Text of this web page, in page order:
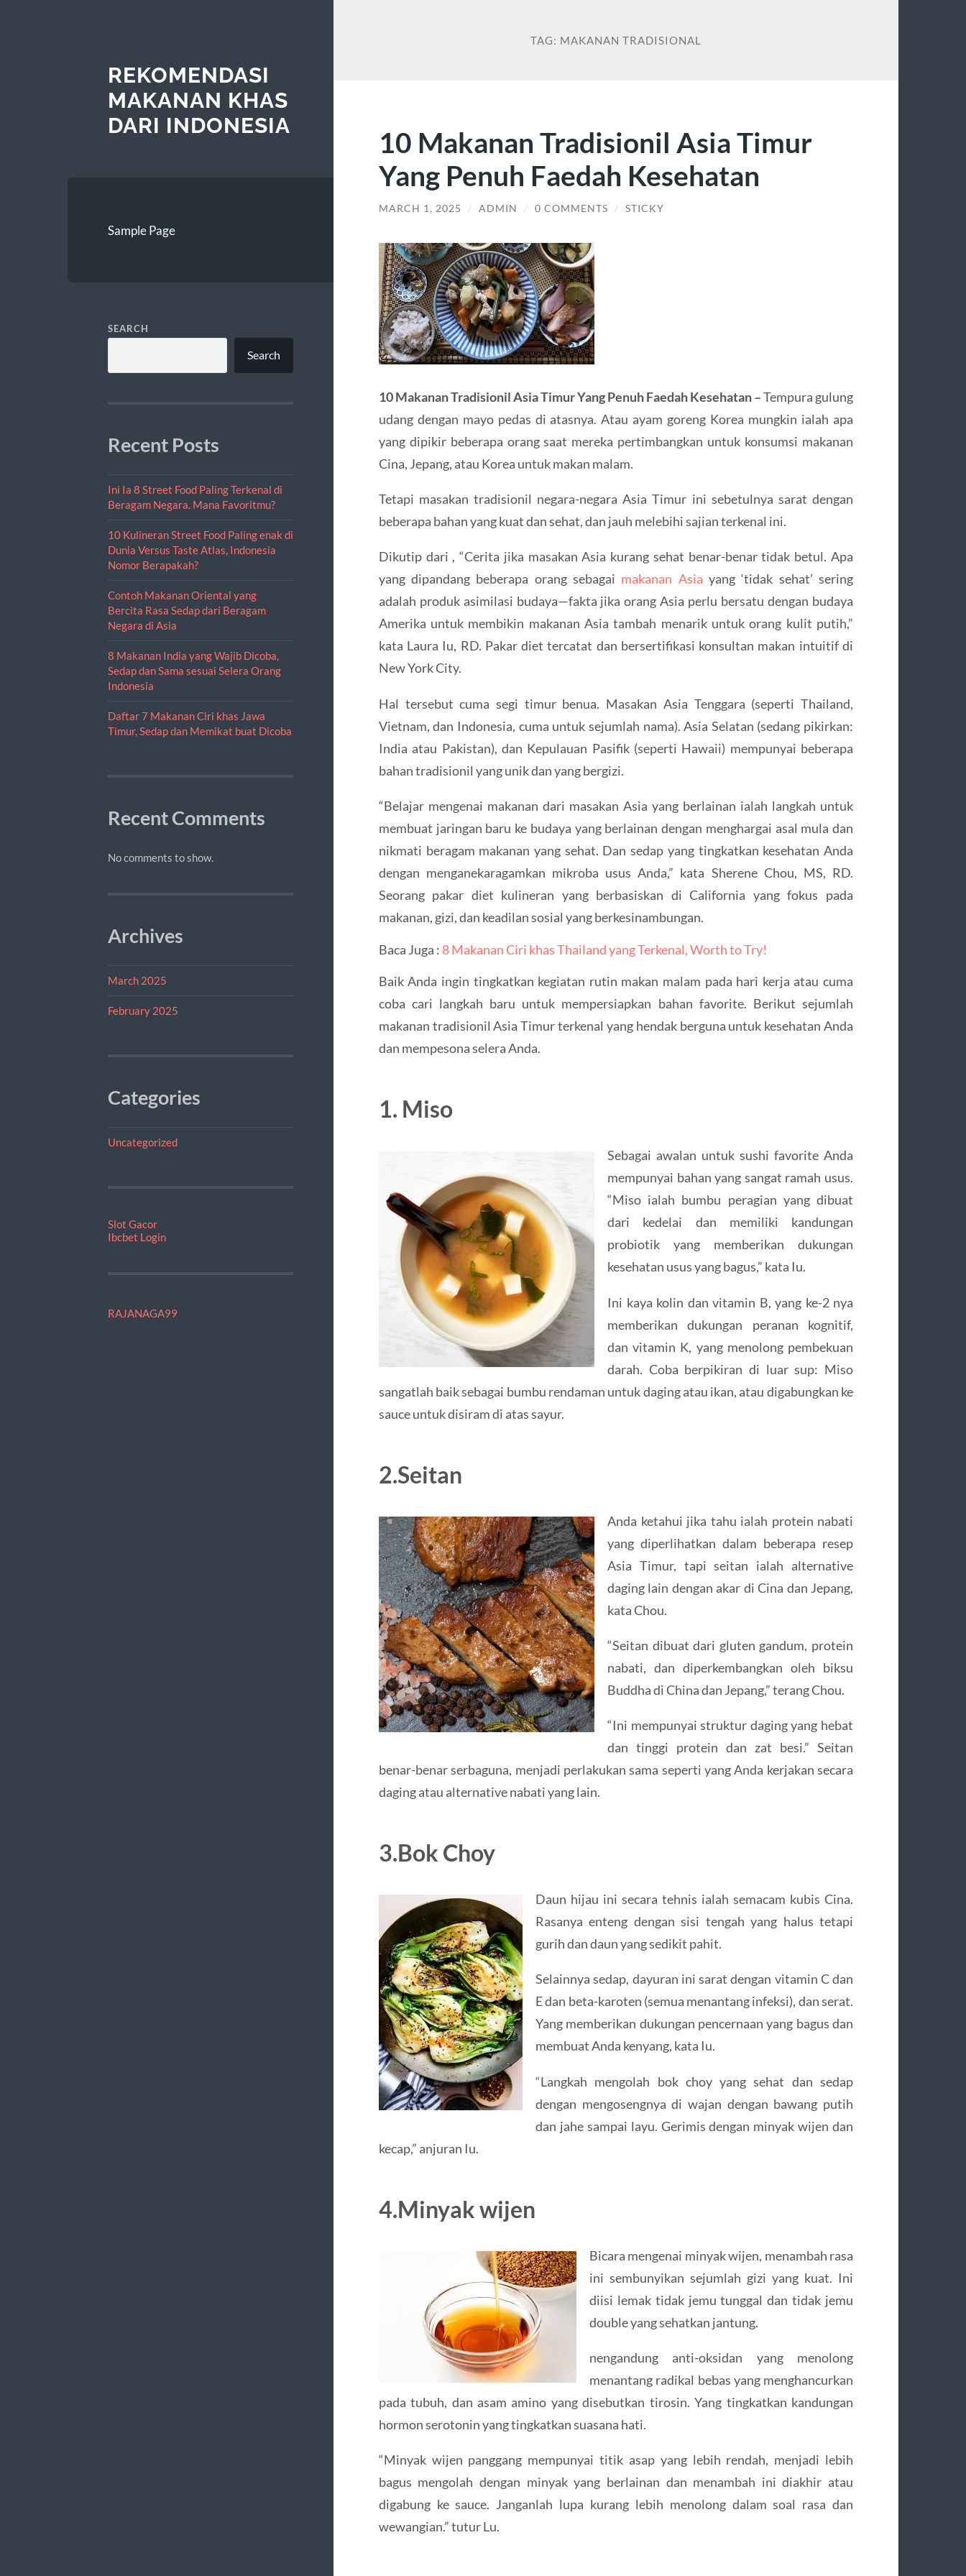
REKOMENDASI
MAKANAN KHAS
DARI INDONESIA
Sample Page
SEARCH
Search
Recent Posts
Ini Ia 8 Street Food Paling Terkenal di
Beragam Negara. Mana Favoritmu?
10 Kulineran Street Food Paling enak di
Dunia Versus Taste Atlas, Indonesia
Nomor Berapakah?
Contoh Makanan Oriental yang
Bercita Rasa Sedap dari Beragam
Negara di Asia
8 Makanan India yang Wajib Dicoba,
Sedap dan Sama sesuai Selera Orang
Indonesia
Daftar 7 Makanan Ciri khas Jawa
Timur, Sedap dan Memikat buat Dicoba
Recent Comments
No comments to show.
Archives
March 2025
February 2025
Categories
Uncategorized
Slot Gacor
Ibcbet Login
RAJANAGA99
TAG: MAKANAN TRADISIONAL
10 Makanan Tradisionil Asia Timur
Yang Penuh Faedah Kesehatan
MARCH 1, 2025 / ADMIN / 0 COMMENTS / STICKY
10 Makanan Tradisionil Asia Timur Yang Penuh Faedah Kesehatan –Tempura gulung
udang dengan mayo pedas di atasnya. Atau ayam goreng Korea mungkin ialah apa
yang dipikir beberapa orang saat mereka pertimbangkan untuk konsumsi makanan
Cina, Jepang, atau Korea untuk makan malam.
Tetapi masakan tradisionil negara-negara Asia Timur ini sebetulnya sarat dengan
beberapa bahan yang kuat dan sehat, dan jauh melebihi sajian terkenal ini.
Dikutip dari , “Cerita jika masakan Asia kurang sehat benar-benar tidak betul. Apa
yang dipandang beberapa orang sebagai makanan Asia yang ‘tidak sehat’ sering
adalah produk asimilasi budaya—fakta jika orang Asia perlu bersatu dengan budaya
Amerika untuk membikin makanan Asia tambah menarik untuk orang kulit putih,”
kata Laura Iu, RD. Pakar diet tercatat dan bersertifikasi konsultan makan intuitif di
New York City.
Hal tersebut cuma segi timur benua. Masakan Asia Tenggara (seperti Thailand,
Vietnam, dan Indonesia, cuma untuk sejumlah nama). Asia Selatan (sedang pikirkan:
India atau Pakistan), dan Kepulauan Pasifik (seperti Hawaii) mempunyai beberapa
bahan tradisionil yang unik dan yang bergizi.
“Belajar mengenai makanan dari masakan Asia yang berlainan ialah langkah untuk
membuat jaringan baru ke budaya yang berlainan dengan menghargai asal mula dan
nikmati beragam makanan yang sehat. Dan sedap yang tingkatkan kesehatan Anda
dengan menganekaragamkan mikroba usus Anda,” kata Sherene Chou, MS, RD.
Seorang pakar diet kulineran yang berbasiskan di California yang fokus pada
makanan, gizi, dan keadilan sosial yang berkesinambungan.
Baca Juga : 8 Makanan Ciri khas Thailand yang Terkenal, Worth to Try!
Baik Anda ingin tingkatkan kegiatan rutin makan malam pada hari kerja atau cuma
coba cari langkah baru untuk mempersiapkan bahan favorite. Berikut sejumlah
makanan tradisionil Asia Timur terkenal yang hendak berguna untuk kesehatan Anda
dan mempesona selera Anda.
1. Miso
Sebagai awalan untuk sushi favorite Anda
mempunyai bahan yang sangat ramah usus.
“Miso ialah bumbu peragian yang dibuat
dari kedelai dan memiliki kandungan
probiotik yang memberikan dukungan
kesehatan usus yang bagus,” kata Iu.
Ini kaya kolin dan vitamin B, yang ke-2 nya
memberikan dukungan peranan kognitif,
dan vitamin K, yang menolong pembekuan
darah. Coba berpikiran di luar sup: Miso
sangatlah baik sebagai bumbu rendaman untuk daging atau ikan, atau digabungkan ke
sauce untuk disiram di atas sayur.
2.Seitan
Anda ketahui jika tahu ialah protein nabati
yang diperlihatkan dalam beberapa resep
Asia Timur, tapi seitan ialah alternative
daging lain dengan akar di Cina dan Jepang,
kata Chou.
“Seitan dibuat dari gluten gandum, protein
nabati, dan diperkembangkan oleh biksu
Buddha di China dan Jepang,” terang Chou.
“Ini mempunyai struktur daging yang hebat
dan tinggi protein dan zat besi.” Seitan
benar-benar serbaguna, menjadi perlakukan sama seperti yang Anda kerjakan secara
daging atau alternative nabati yang lain.
3.Bok Choy
Daun hijau ini secara tehnis ialah semacam kubis Cina.
Rasanya enteng dengan sisi tengah yang halus tetapi
gurih dan daun yang sedikit pahit.
Selainnya sedap, dayuran ini sarat dengan vitamin C dan
E dan beta-karoten (semua menantang infeksi), dan serat.
Yang memberikan dukungan pencernaan yang bagus dan
membuat Anda kenyang, kata Iu.
“Langkah mengolah bok choy yang sehat dan sedap
dengan mengosengnya di wajan dengan bawang putih
dan jahe sampai layu. Gerimis dengan minyak wijen dan
kecap,” anjuran Iu.
4.Minyak wijen
Bicara mengenai minyak wijen, menambah rasa
ini sembunyikan sejumlah gizi yang kuat. Ini
diisi lemak tidak jemu tunggal dan tidak jemu
double yang sehatkan jantung.
nengandung anti-oksidan yang menolong
menantang radikal bebas yang menghancurkan
pada tubuh, dan asam amino yang disebutkan tirosin. Yang tingkatkan kandungan
hormon serotonin yang tingkatkan suasana hati.
“Minyak wijen panggang mempunyai titik asap yang lebih rendah, menjadi lebih
bagus mengolah dengan minyak yang berlainan dan menambah ini diakhir atau
digabung ke sauce. Janganlah lupa kurang lebih menolong dalam soal rasa dan
wewangian.” tutur Lu.